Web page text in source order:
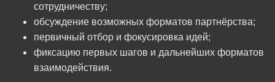
сотрудничеству;
обсуждение возможных форматов партнёрства;
первичный отбор и фокусировка идей;
фиксацию первых шагов и дальнейших форматов
взаимодействия.